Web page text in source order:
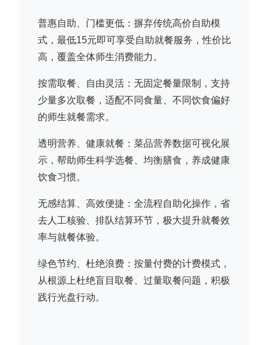
普惠自助、门槛更低：摒弃传统高价自助模
式，最低15元即可享受自助就餐服务，性价比
高，覆盖全体师生消费能力。
按需取餐、自由灵活：无固定餐量限制，支持
少量多次取餐，适配不同食量、不同饮食偏好
的师生就餐需求。
透明营养、健康就餐：菜品营养数据可视化展
示，帮助师生科学选餐、均衡膳食，养成健康
饮食习惯。
无感结算、高效便捷：全流程自助化操作，省
去人工核验、排队结算环节，极大提升就餐效
率与就餐体验。
绿色节约、杜绝浪费：按量付费的计费模式，
从根源上杜绝盲目取餐、过量取餐问题，积极
践行光盘行动。